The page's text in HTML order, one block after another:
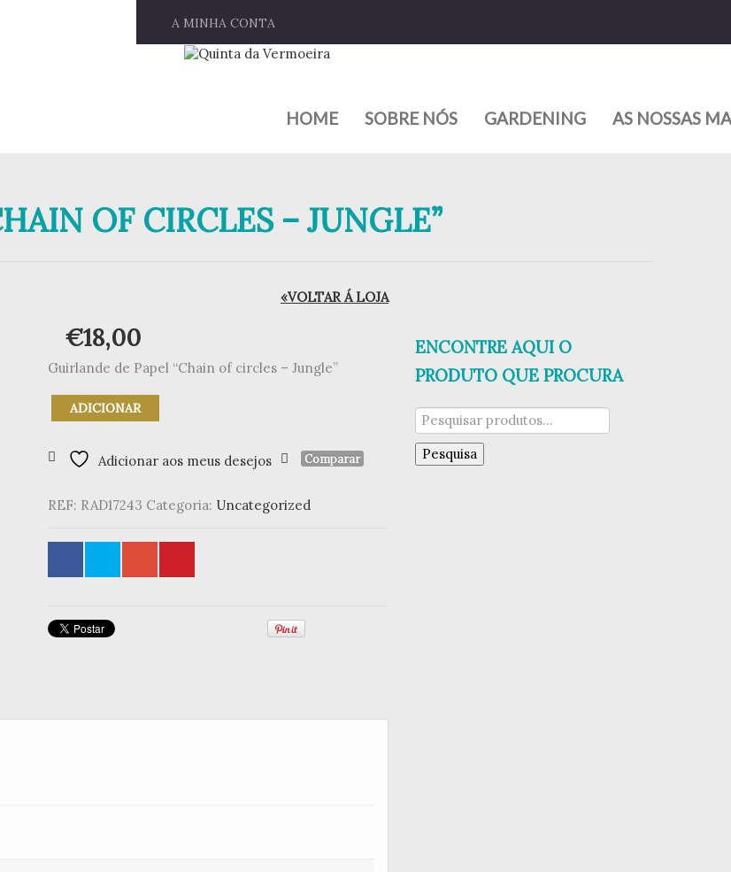
A MINHA CONTA
HOME SOBRE NÓS GARDENING AS NOSSAS
OF CIRCLES – JUNGLE”
«VOLTAR Á LOJA
€18,00
Guirlande de Papel “Chain of circles – Jungle”
Quantidade
de
de
of
-
ADICIONAR
Adicionar aos meus desejos Comparar
REF: RAD17243 Categoria: Uncategorized
ENCONTRE AQUI O
PRODUTO QUE PROCURA
Pesquisar
por:
Pesquisa